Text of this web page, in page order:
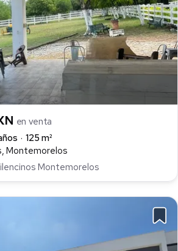
en venta
125 m²
Montemorelos
Montemorelos